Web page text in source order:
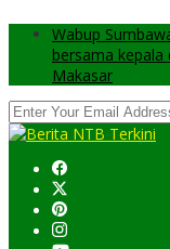
Wabup
bersama kepala
Makasar